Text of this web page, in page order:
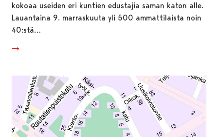
kokoaa useiden eri kuntien edustajia saman katon alle.
Lauantaina 9. marraskuuta yli 500 ammattilaista noin
40:stä…